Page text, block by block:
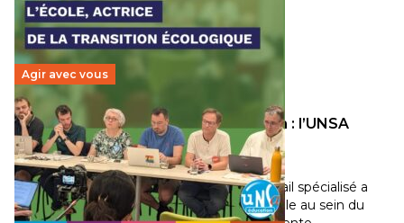
Agir avec vous
Transition écologique de l’éducation : l’UNSA
Éducation fait bouger les lignes
30 juin 2026-National
Pendant plusieurs mois, un groupe de travail spécialisé a
travaillé sur la transition écologique de l’Ecole au sein du